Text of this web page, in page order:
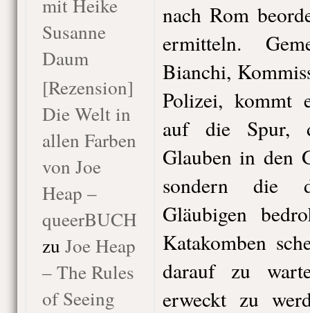
mit Heike
Susanne
Daum
[Rezension]
Die Welt in
allen Farben
von Joe
Heap –
queerBUCH
zu Joe Heap
– The Rules
of Seeing
nach Rom
ermitteln.
Bianchi,
Polizei, kommt
auf die Spur,
Glauben in den
sondern die
Gläubigen
Katakomben
darauf zu
erweckt zu